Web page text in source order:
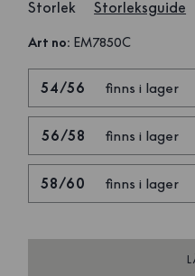
Storlek Storleksguide
Art no: EM7850C
54/56 finns i lager
56/58 finns i lager
58/60 finns i lager